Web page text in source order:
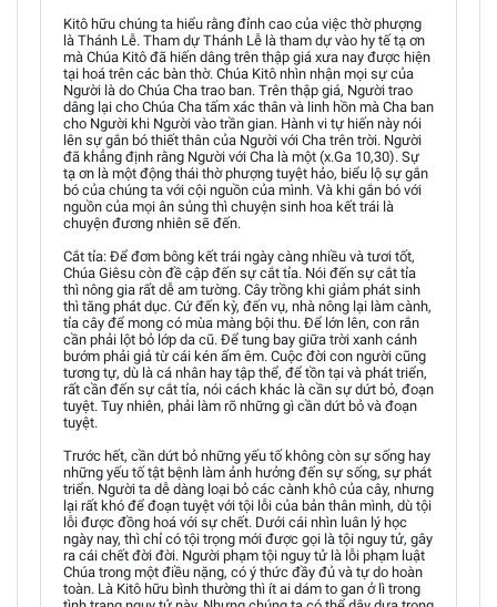
Kitô hữu chúng ta hiểu rằng đỉnh cao của việc thờ phượng
là Thánh Lễ. Tham dự Thánh Lễ là tham dự vào hy tế tạ ơn
mà Chúa Kitô đã hiến dâng trên thập giá xưa nay được hiện
tại hoá trên các bàn thờ. Chúa Kitô nhìn nhận mọi sự của
Người là do Chúa Cha trao ban. Trên thập giá, Người trao
dâng lại cho Chúa Cha tấm xác thân và linh hồn mà Cha ban
cho Người khi Người vào trần gian. Hành vi tự hiến này nói
lên sự gắn bó thiết thân của Người với Cha trên trời. Người
đã khẳng định rằng Người với Cha là một (x.Ga 10,30). Sự
tạ ơn là một động thái thờ phượng tuyệt hảo, biểu lộ sự gắn
bó của chúng ta với cội nguồn của mình. Và khi gắn bó với
nguồn của mọi ân sủng thì chuyện sinh hoa kết trái là
chuyện đương nhiên sẽ đến.
Cắt tỉa: Để đơm bông kết trái ngày càng nhiều và tươi tốt,
Chúa Giêsu còn đề cập đến sự cắt tỉa. Nói đến sự cắt tỉa
thì nông gia rất dễ am tường. Cây trồng khi giảm phát sinh
thì tăng phát dục. Cứ đến kỳ, đến vụ, nhà nông lại làm cành,
tỉa cây để mong có mùa màng bội thu. Để lớn lên, con rắn
cần phải lột bỏ lớp da cũ. Để tung bay giữa trời xanh cánh
bướm phải giả từ cái kén ấm êm. Cuộc đời con người cũng
tương tự, dù là cá nhân hay tập thể, để tồn tại và phát triển,
rất cần đến sự cắt tỉa, nói cách khác là cần sự dứt bỏ, đoạn
tuyệt. Tuy nhiên, phải làm rõ những gì cần dứt bỏ và đoạn
tuyệt.
Trước hết, cần dứt bỏ những yếu tố không còn sự sống hay
những yếu tố tật bệnh làm ảnh hưởng đến sự sống, sự phát
triển. Người ta dễ dàng loại bỏ các cành khô của cây, nhưng
lại rất khó để đoạn tuyệt với tội lỗi của bản thân mình, dù tội
lỗi được đồng hoá với sự chết. Dưới cái nhìn luân lý học
ngày nay, thì chỉ có tội trọng mới được gọi là tội nguy tử, gây
ra cái chết đời đời. Người phạm tội nguy tử là lỗi phạm luật
Chúa trong một điều nặng, có ý thức đầy đủ và tự do hoàn
toàn. Là Kitô hữu bình thường thì ít ai dám to gan ở lì trong